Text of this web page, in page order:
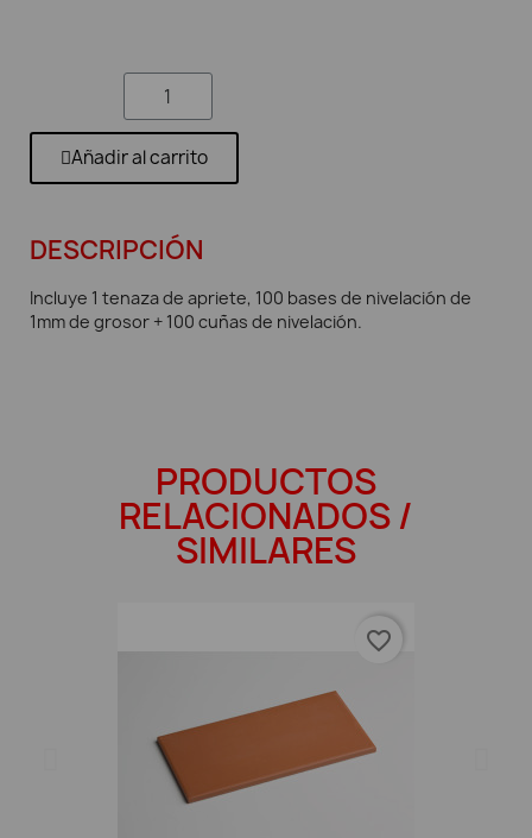
Añadir al carrito
DESCRIPCIÓN
Incluye 1 tenaza de apriete, 100 bases de nivelación de
1mm de grosor + 100 cuñas de nivelación.
PRODUCTOS
RELACIONADOS /
SIMILARES
favorite_border